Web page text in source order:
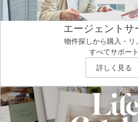
エージェントサ
物件探しから購入・リ
すべてサポート
詳しく見る